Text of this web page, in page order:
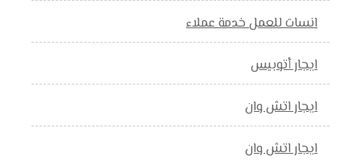
انسات للعمل خدمة عملاء
ايجار أتوبيس
ايجار اتش وان
ايجار اتش وان